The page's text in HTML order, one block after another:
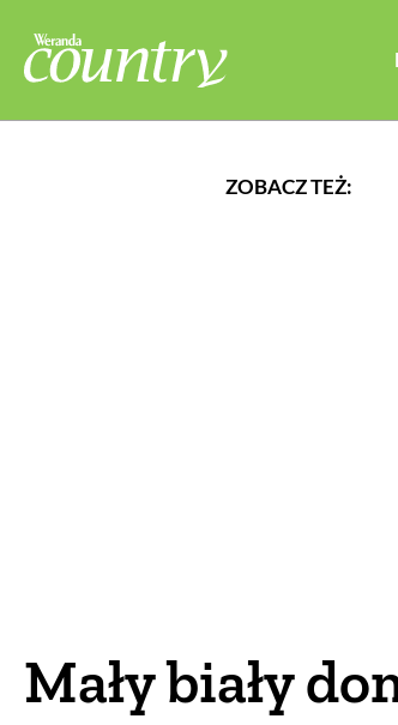
ZOBACZ TEŻ:
Mały biały